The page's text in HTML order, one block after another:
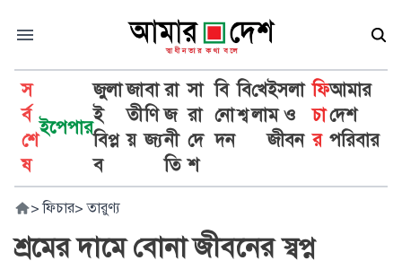
স
র্ব
শে
ষ
ইপেপার
জুলা
ই
বিপ্ল
ব
জা
তী
য়
বা
ণি
জ্য
রা
জ
নী
তি
সা
রা
দে
শ
বি
নো
দন
বি
শ্ব
খে
লা
ইসলা
ম ও
জীবন
ফি
চা
র
আমার
দেশ
পরিবার
> ফিচার> তারুণ্য
শ্রমের দামে বোনা জীবনের স্বপ্ন